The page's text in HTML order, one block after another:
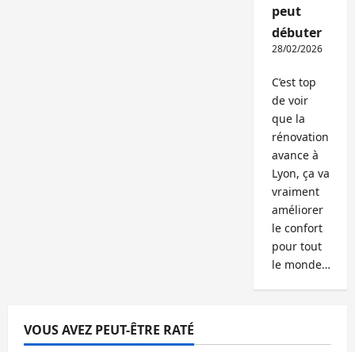
peut
débuter
28/02/2026
C’est top
de voir
que la
rénovation
avance à
Lyon, ça va
vraiment
améliorer
le confort
pour tout
le monde…
VOUS AVEZ PEUT-ÊTRE RATÉ